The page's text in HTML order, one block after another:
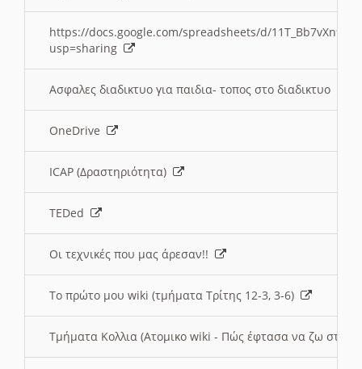
https://docs.google.com/spreadsheets/d/
usp=sharing
Ασφαλες διαδικτυο για παιδια- τοπος στο διαδικτυο
OneDrive
ICAP (Δραστηριότητα)
TEDed
Οι τεχνικές που μας άρεσαν!!
Το πρώτο μου wiki (τμήματα Τρίτης 12-3, 3-6)
Τμήματα Κολλια (Ατομικο wiki - Πώς έφτασα να ζω στην